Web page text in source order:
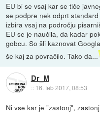
EU bi se vsaj kar se tiče
se podpre nek odprt
izbira vsaj na področju
EU se je naučila, da kadar
gobcu. So šli kaznovat
še kaj za povračilo. Tako da...
Dr_M
:: 16. feb 2017, 08:53
Ni vse kar je "zastonj",